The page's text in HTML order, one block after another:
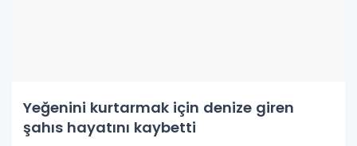
Yeğenini kurtarmak için denize giren
şahıs hayatını kaybetti